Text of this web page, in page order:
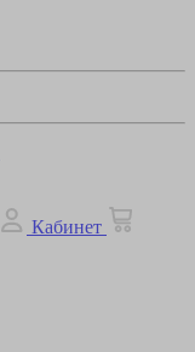
Кабинет